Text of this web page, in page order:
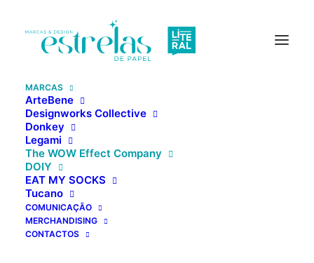
MARCAS
ArteBene
Designworks Collective
Donkey
Legami
The WOW Effect Company
DOIY
EAT MY SOCKS
Tucano
COMUNICAÇÃO
MERCHANDISING
CONTACTOS
Creative, Unique &
Original Gifts